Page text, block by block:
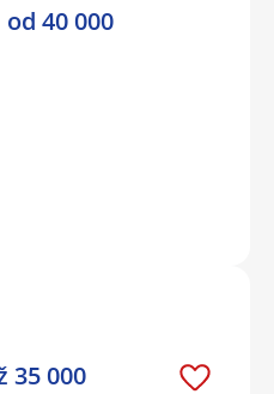
40 000
35 000